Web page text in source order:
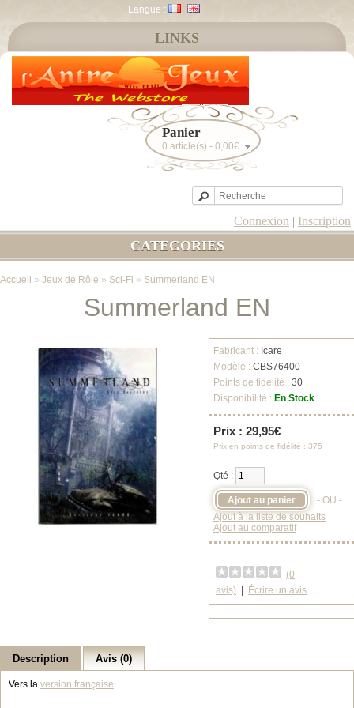
Langue :
Panier
0 article(s) - 0,00€
Connexion | Inscription
LINKS
CATEGORIES
Accueil » Jeux de Rôle » Sci-Fi » Summerland EN
Summerland EN
Fabricant : Icare
Modèle : CBS76400
Points de fidélité : 30
Disponibilité : En Stock
Prix : 29,95€
Prix en points de fidélité : 375
Qté :
- OU -
Ajout à la liste de souhaits
Ajout au comparatif
(0
avis)
Écrire un avis
Description Avis (0)
Vers la version française